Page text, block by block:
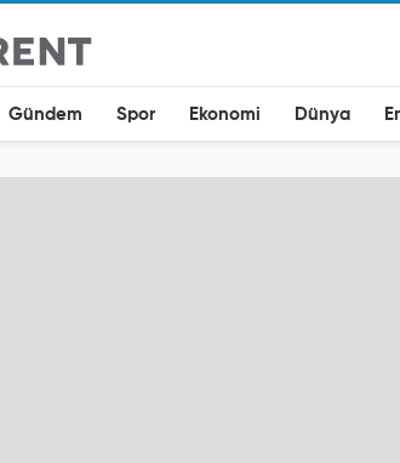
Gündem Spor Ekonomi Dünya